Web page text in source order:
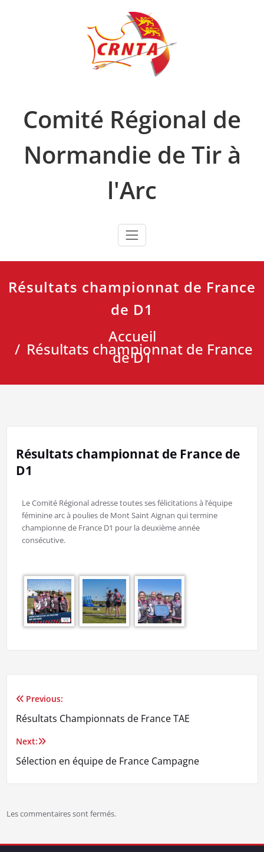
Comité Régional de
Normandie de Tir à
l'Arc
Résultats championnat de France
de D1
Accueil
Résultats championnat de France
de D1
Résultats championnat de France de
D1
Le Comité Régional adresse toutes ses félicitations à l’équipe
féminine arc à poulies de Mont Saint Aignan qui termine
championne de France D1 pour la deuxième année
consécutive.
Previous:
Résultats Championnats de France TAE
Next:
Sélection en équipe de France Campagne
Les commentaires sont fermés.